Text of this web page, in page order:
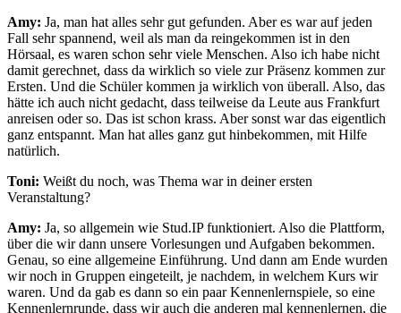
Amy: Ja, man hat alles sehr gut gefunden. Aber es war auf jeden
Fall sehr spannend, weil als man da reingekommen ist in den
Hörsaal, es waren schon sehr viele Menschen. Also ich habe nicht
damit gerechnet, dass da wirklich so viele zur Präsenz kommen zur
Ersten. Und die Schüler kommen ja wirklich von überall. Also, das
hätte ich auch nicht gedacht, dass teilweise da Leute aus Frankfurt
anreisen oder so. Das ist schon krass. Aber sonst war das eigentlich
ganz entspannt. Man hat alles ganz gut hinbekommen, mit Hilfe
natürlich.
Toni: Weißt du noch, was Thema war in deiner ersten
Veranstaltung?
Amy: Ja, so allgemein wie Stud.IP funktioniert. Also die Plattform,
über die wir dann unsere Vorlesungen und Aufgaben bekommen.
Genau, so eine allgemeine Einführung. Und dann am Ende wurden
wir noch in Gruppen eingeteilt, je nachdem, in welchem Kurs wir
waren. Und da gab es dann so ein paar Kennenlernspiele, so eine
Kennenlernrunde, dass wir auch die anderen mal kennenlernen, die